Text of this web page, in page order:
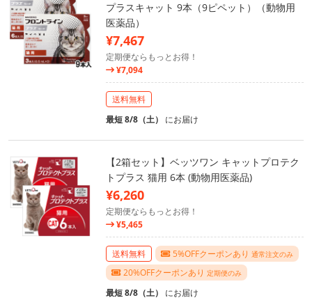
プラスキャット 9本（9ピペット）（動物用
医薬品）
¥7,467
定期便ならもっとお得！
¥7,094
送料無料
最短 8/8（土） にお届け
【2箱セット】ベッツワン キャットプロテク
トプラス 猫用 6本 (動物用医薬品)
¥6,260
定期便ならもっとお得！
¥5,465
送料無料 5%OFFクーポンあり 通常注文のみ
20%OFFクーポンあり 定期便のみ
最短 8/8（土） にお届け